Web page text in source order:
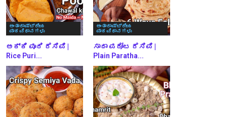
ಅಂತಾರಾಷ್ಟ್ರೀಯ
ಪಾಕವಿಧಾನಗಳು
ಅಕ್ಕಿ ಪೂರಿ ರೆಸಿಪಿ |
Rice Puri...
ಅಂತಾರಾಷ್ಟ್ರೀಯ
ಪಾಕವಿಧಾನಗಳು
ಸಾದಾ ಪರೋಟ ರೆಸಿಪಿ |
Plain Paratha...